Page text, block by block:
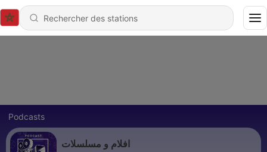
Podcasts
افلام و مسلسلات